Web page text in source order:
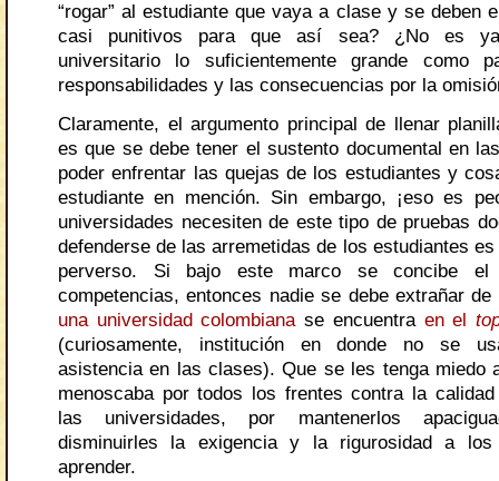
“rogar” al estudiante que vaya a clase y se deben
casi punitivos para que así sea? ¿No es
universitario lo suficientemente grande como
responsabilidades y las consecuencias por la
Claramente, el argumento principal de llenar
es que se debe tener el sustento documental en
poder enfrentar las quejas de los estudiantes y
estudiante en mención. Sin embargo, ¡eso es
universidades necesiten de este tipo de pruebas
defenderse de las arremetidas de los estudiantes
perverso. Si bajo este marco se concibe el
competencias, entonces nadie se debe extrañar
una universidad colombianase encuentra en el
(curiosamente, institución en donde no se
asistencia en las clases). Que se les tenga miedo
menoscaba por todos los frentes contra la
las universidades, por mantenerlos
disminuirles la exigencia y la rigurosidad a
aprender.